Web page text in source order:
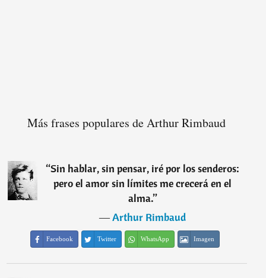
Más frases populares de Arthur Rimbaud
“Sin hablar, sin pensar, iré por los senderos:
pero el amor sin límites me crecerá en el
alma.”
―Arthur Rimbaud
Facebook Twitter WhatsApp Imagen